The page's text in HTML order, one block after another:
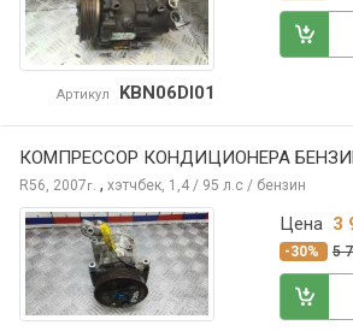
Артикул KBN06DI01
КОМПРЕССОР КОНДИЦИОНЕРА
R56, 2007г. , хэтчбек, 1,4 / 95 л.с / бензин
Цена 3
-30% 5